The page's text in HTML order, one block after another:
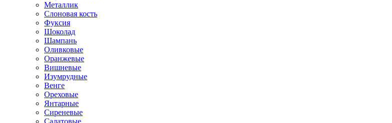
Металлик
Слоновая кость
Фуксия
Шоколад
Шампань
Оливковые
Оранжевые
Вишневые
Изумрудные
Венге
Ореховые
Янтарные
Сиреневые
Салатовые